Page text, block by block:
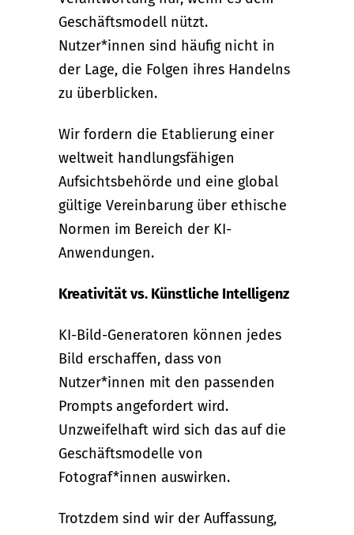
Geschäftsmodell nützt.
Nutzer*innen sind häufig nicht in
der Lage, die Folgen ihres Handelns
zu überblicken.
Wir fordern die Etablierung einer
weltweit handlungsfähigen
Aufsichtsbehörde und eine global
gültige Vereinbarung über ethische
Normen im Bereich der KI-
Anwendungen.
Kreativität vs. Künstliche Intelligenz
KI-Bild-Generatoren können jedes
Bild erschaffen, dass von
Nutzer*innen mit den passenden
Prompts angefordert wird.
Unzweifelhaft wird sich das auf die
Geschäftsmodelle von
Fotograf*innen auswirken.
Trotzdem sind wir der Auffassung,